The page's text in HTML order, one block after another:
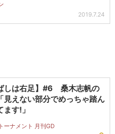
2019.7.24
しは右足】#6 桑木志帆の
見えない部分でめっちゃ踏ん
す!」
ーナメント 月刊GD